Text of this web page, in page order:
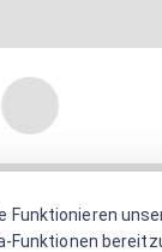
Funktionieren
Funktionen